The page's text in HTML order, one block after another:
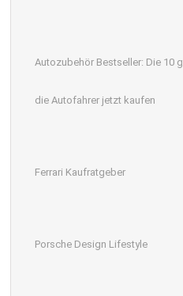
Autozubehör Bestseller: Die 10
die Autofahrer jetzt kaufen
Ferrari Kaufratgeber
Porsche Design Lifestyle